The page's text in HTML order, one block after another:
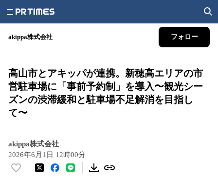
akippa株式会社 フォロー
高山市とアキッパが連携。新穂高エリアの市
営駐車場に「事前予約制」を導入〜観光シー
ズンの渋滞緩和と駐車場不足解消を目指し
て〜
akippa株式会社
2026年6月1日 12時00分
い